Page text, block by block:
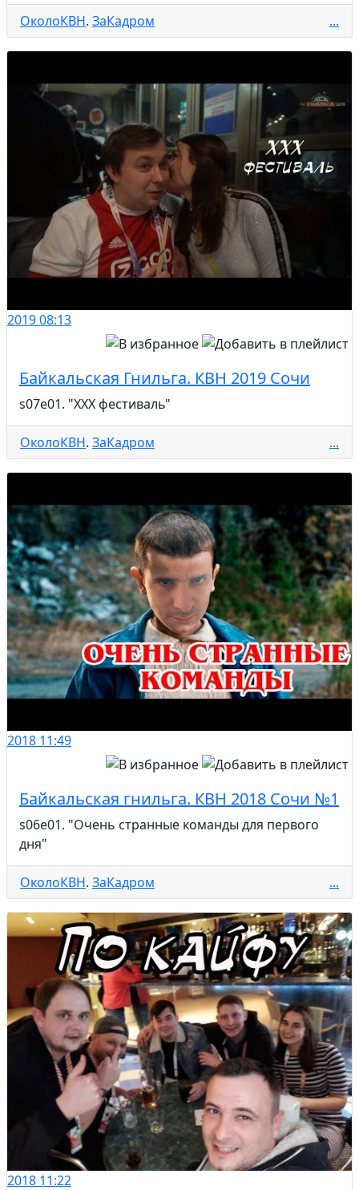
ОколоКВН. ЗаКадром ...
201908:13
Байкальская Гнильга. КВН 2019 Сочи
s07e01. "ХХХ фестиваль"
ОколоКВН. ЗаКадром ...
2018 11:49
Байкальская гнильга. КВН 2018 Сочи №1
s06e01. "Очень странные команды для первого
дня"
ОколоКВН. ЗаКадром ...
2018 11:22